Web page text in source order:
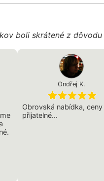
boli skrátené z
Ondřej K.
Obrovská nabídka, ceny
přijatelné...